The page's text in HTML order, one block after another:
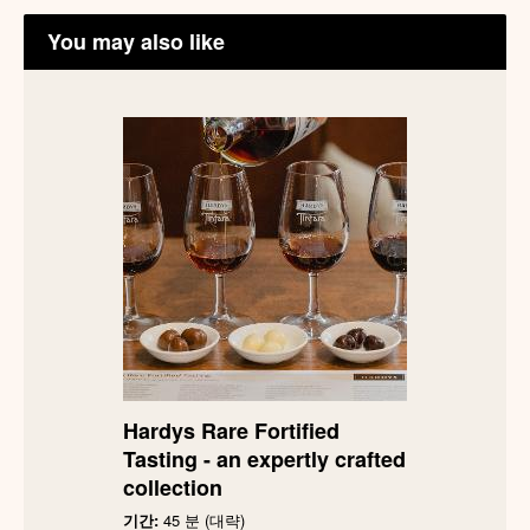
You may also like
Hardys Rare Fortified
Tasting - an expertly crafted
collection
기간: 45 분 (대략)